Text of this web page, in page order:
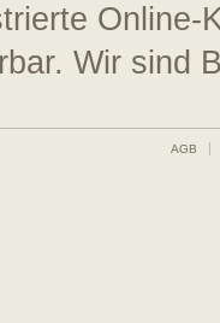
Wir sind
AGB